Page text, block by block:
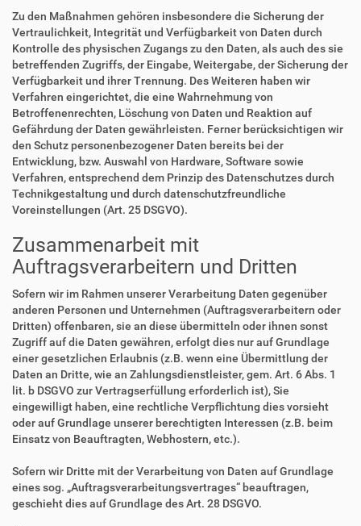
Zu den Maßnahmen gehören insbesondere die Sicherung der
Vertraulichkeit, Integrität und Verfügbarkeit von Daten durch
Kontrolle des physischen Zugangs zu den Daten, als auch des sie
betreffenden Zugriffs, der Eingabe, Weitergabe, der Sicherung der
Verfügbarkeit und ihrer Trennung. Des Weiteren haben wir
Verfahren eingerichtet, die eine Wahrnehmung von
Betroffenenrechten, Löschung von Daten und Reaktion auf
Gefährdung der Daten gewährleisten. Ferner berücksichtigen wir
den Schutz personenbezogener Daten bereits bei der
Entwicklung, bzw. Auswahl von Hardware, Software sowie
Verfahren, entsprechend dem Prinzip des Datenschutzes durch
Technikgestaltung und durch datenschutzfreundliche
Voreinstellungen (Art. 25 DSGVO).
Zusammenarbeit mit
Auftragsverarbeitern und Dritten
Sofern wir im Rahmen unserer Verarbeitung Daten gegenüber
anderen Personen und Unternehmen (Auftragsverarbeitern oder
Dritten) offenbaren, sie an diese übermitteln oder ihnen sonst
Zugriff auf die Daten gewähren, erfolgt dies nur auf Grundlage
einer gesetzlichen Erlaubnis (z.B. wenn eine Übermittlung der
Daten an Dritte, wie an Zahlungsdienstleister, gem. Art. 6 Abs. 1
lit. b DSGVO zur Vertragserfüllung erforderlich ist), Sie
eingewilligt haben, eine rechtliche Verpflichtung dies vorsieht
oder auf Grundlage unserer berechtigten Interessen (z.B. beim
Einsatz von Beauftragten, Webhostern, etc.).
Sofern wir Dritte mit der Verarbeitung von Daten auf Grundlage
eines sog. „Auftragsverarbeitungsvertrages“ beauftragen,
geschieht dies auf Grundlage des Art. 28 DSGVO.